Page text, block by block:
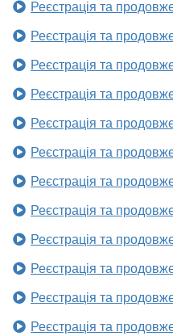
Реєстрація та
Реєстрація та
Реєстрація та
Реєстрація та
Реєстрація та
Реєстрація та
Реєстрація та
Реєстрація та
Реєстрація та
Реєстрація та
Реєстрація та
Реєстрація та